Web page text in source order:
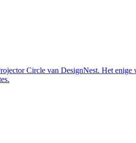
Circle van DesignNest. Het